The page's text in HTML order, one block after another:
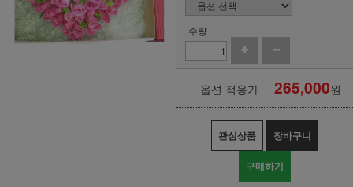
수량
옵션 적용가 265,000원
관심상품 장바구니
구매하기